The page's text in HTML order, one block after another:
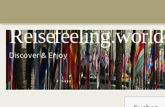
springen
Reisefeeling.world
Discover & Enjoy